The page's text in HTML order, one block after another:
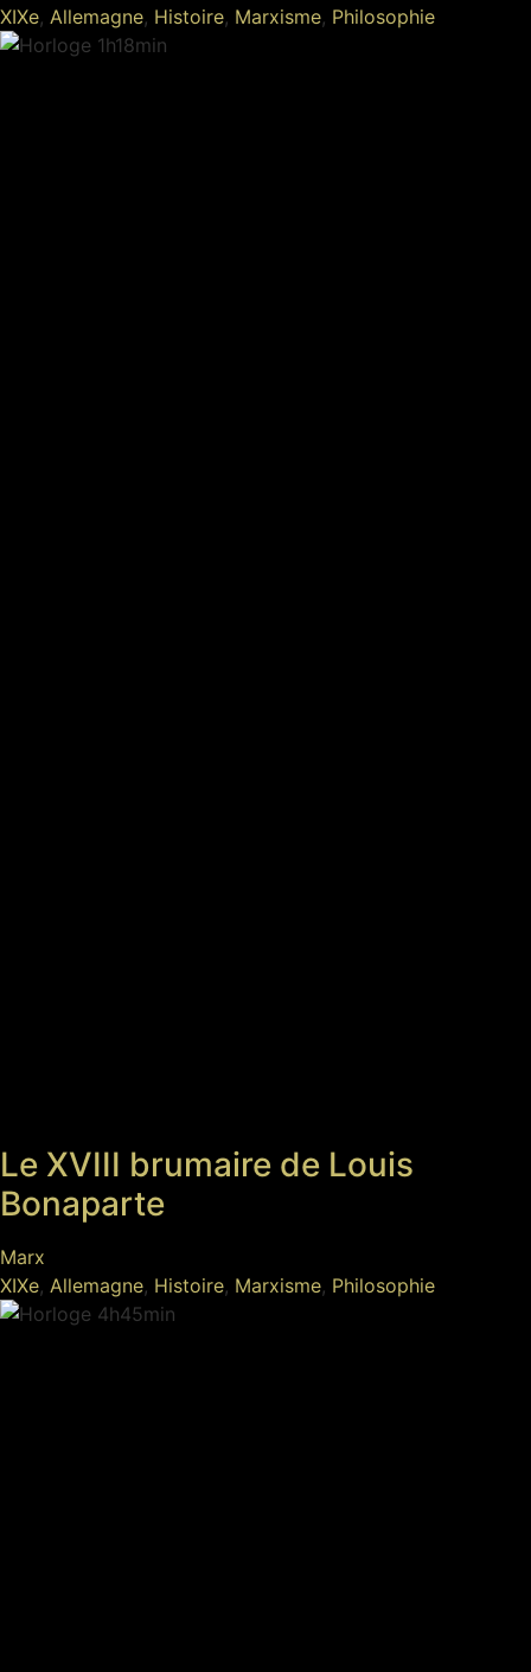
XIXe, Allemagne, Histoire, Marxisme, Philosophie
1h18min
Le XVIII brumaire de Louis
Bonaparte
Marx
XIXe, Allemagne, Histoire, Marxisme, Philosophie
4h45min